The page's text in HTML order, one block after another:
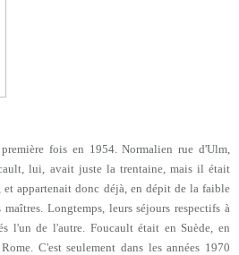
fois en 1954. Normalien rue d'Ulm,
lui, avait juste la trentaine, mais il était
et appartenait donc déjà, en dépit de la faible
Longtemps, leurs séjours respectifs à
l'un de l'autre. Foucault était en Suède, en
C'est seulement dans les années 1970